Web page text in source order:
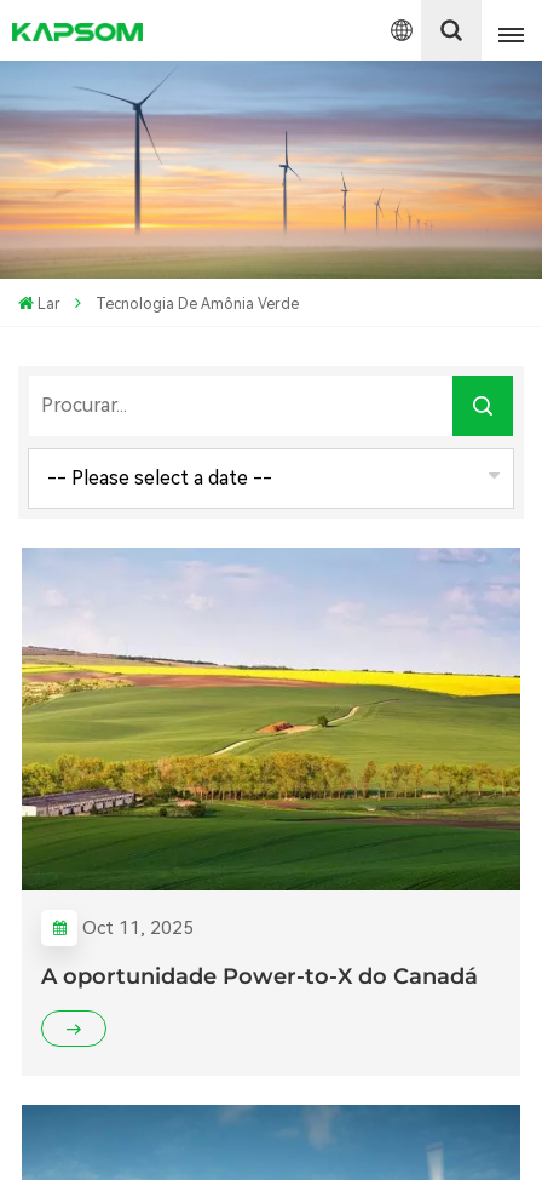
English
Español
Polski
Lar Tecnologia De Amônia Verde
Oct 11, 2025
A oportunidade Power-to-X do Canadá